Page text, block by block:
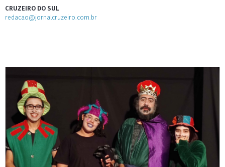
CRUZEIRO DO SUL
redacao@jornalcruzeiro.com.br